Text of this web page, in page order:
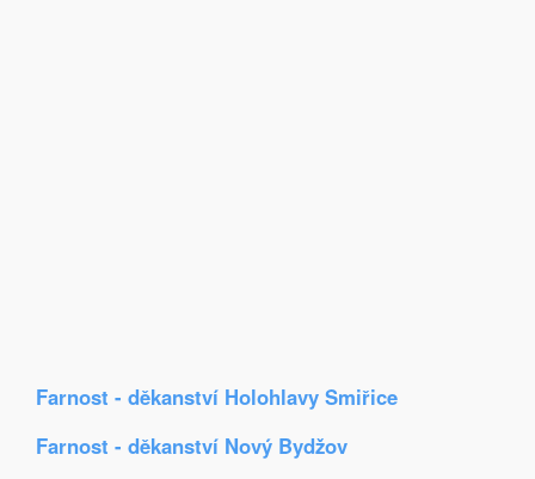
Farnost - děkanství Holohlavy Smiřice
Farnost - děkanství Nový Bydžov